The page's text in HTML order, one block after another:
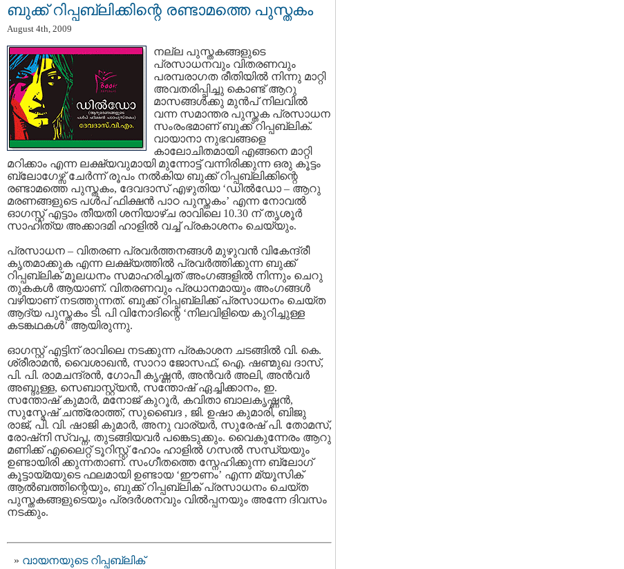
ബുക്ക് റിപ്പബ്ലിക്കിന്റെ രണ്ടാമത്തെ പുസ്തകം
August 4th, 2009
നല്ല പുസ്തകങ്ങളുടെ
പ്രസാധനവും വിതരണവും
പരമ്പരാഗത രീതിയില്‍ നിന്നു മാറ്റി
അവതരിപ്പിച്ചു കൊണ്ട് ആറു
മാസങ്ങള്‍ക്കു മുന്‍പ് നിലവില്‍
വന്ന സമാന്തര പുസ്തക പ്രസാധന
സംരംഭമാണ് ബുക്ക് റിപ്പബ്ലിക്.
വായാനാ നുഭവങ്ങളെ
കാലോചിതമായി എങ്ങനെ മാറ്റി
മറിക്കാം എന്ന ലക്ഷ്യവുമായി മുന്നോട്ട് വന്നിരിക്കുന്ന ഒരു കൂട്ടം
ബ്ലോഗേഴ്സ് ചേര്‍ന്ന് രൂപം നല്‍കിയ ബുക്ക് റിപ്പബ്ലിക്കിന്റെ
രണ്ടാമത്തെ പുസ്തകം, ദേവദാസ് എഴുതിയ ‘ഡില്‍ഡോ – ആറു
മരണങ്ങളുടെ പള്‍പ്‌ ഫിക്ഷന്‍ പാഠ പുസ്തകം’ എന്ന നോവല്‍
ഓഗസ്റ്റ് എട്ടാം തീയതി ശനിയാഴ്ച രാവിലെ 10.30 ന് തൃശൂര്‍
സാഹിത്യ അക്കാദമി ഹാളില്‍ വച്ച് പ്രകാശനം ചെയ്യും.
പ്രസാധന – വിതരണ പ്രവര്‍ത്തനങ്ങള്‍ മുഴുവന്‍ വികേന്ദ്രീ
കൃതമാക്കുക എന്ന ലക്ഷ്യത്തില്‍ പ്രവര്‍ത്തിക്കുന്ന ബുക്ക്
റിപ്പബ്ലിക് മൂലധനം സമാഹരിച്ചത് അംഗങ്ങളില്‍ നിന്നും ചെറു
തുകകള്‍ ആയാണ്. വിതരണവും പ്രധാനമായും അംഗങ്ങള്‍
വഴിയാണ് നടത്തുന്നത്. ബുക്ക് റിപ്പബ്ലിക്ക് പ്രസാധനം ചെയ്ത
ആദ്യ പുസ്തകം ടി. പി വിനോദിന്റെ ‘നിലവിളിയെ കുറിച്ചുള്ള
കടങ്കഥകള്‍’ ആയിരുന്നു.
ഓഗസ്റ്റ് എട്ടിന് രാവിലെ നടക്കുന്ന പ്രകാശന ചടങ്ങില്‍ വി. കെ.
ശ്രീരാമന്‍, വൈശാഖന്‍, സാറാ ജോസഫ്, ഐ. ഷണ്മുഖ ദാസ്,
പി. പി. രാമചന്ദ്രന്‍, ഗോപീ കൃഷ്ണന്‍, അന്‍‌വര്‍ അലി, അന്‍‌വര്‍
അബ്ദുള്ള, സെബാസ്റ്റ്യന്‍, സന്തോഷ് ഏച്ചിക്കാനം, ഇ.
സന്തോഷ് കുമാര്‍, മനോജ് കുറൂര്‍, കവിതാ ബാലകൃഷ്ണന്‍,
സുസ്മേഷ് ചന്ത്രോത്ത്, സുബൈദ , ജി. ഉഷാ കുമാരി, ബിജു
രാജ്, പി. വി. ഷാജി കുമാര്‍, അനു വാര്യര്‍, സുരേഷ് പി. തോമസ്,
രോഷ്നി സ്വപ്ന, തുടങ്ങിയവര്‍ പങ്കെടുക്കും. വൈകുന്നേരം ആറു
മണിക്ക് എലൈറ്റ് ടൂറിസ്റ്റ് ഹോം ഹാളില്‍ ഗസല്‍ സന്ധ്യയും
ഉണ്ടായിരി ക്കുന്നതാണ്. സംഗീതത്തെ സ്നേഹിക്കുന്ന ബ്ലോഗ്
കൂട്ടായ്മയുടെ ഫലമായി ഉണ്ടായ ‘ഈണം’ എന്ന മ്യൂസിക്
ആല്‍ബത്തിന്റെയും, ബുക്ക് റിപ്പബ്ലിക് പ്രസാധനം ചെയ്ത
പുസ്തകങ്ങളുടെയും പ്രദര്‍ശനവും വില്‍പ്പനയും അന്നേ ദിവസം
നടക്കും.
വായനയുടെ റിപ്പബ്ലിക്